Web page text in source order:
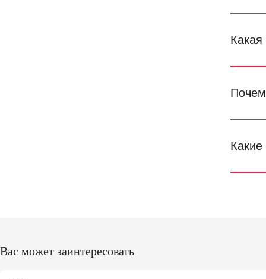
Какая
Вас может заинтересовать